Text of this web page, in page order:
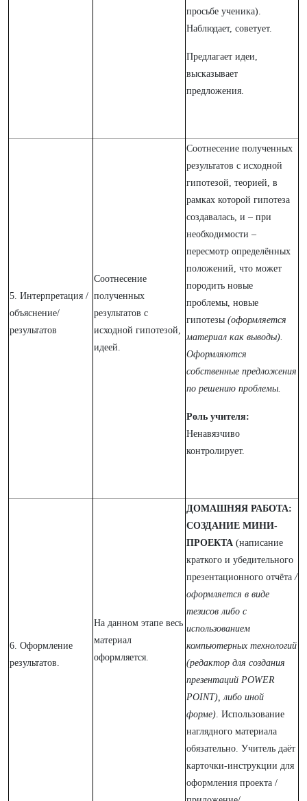
просьбе ученика).
Наблюдает, советует.
Предлагает идеи,
высказывает
предложения.
5. Интерпретация /
объяснение/
результатов
Соотнесение
полученных
результатов с
исходной гипотезой,
идеей.
Соотнесение полученных
результатов с исходной
гипотезой, теорией, в
рамках которой гипотеза
создавалась, и – при
необходимости –
пересмотр определённых
положений, что может
породить новые
проблемы, новые
гипотезы (оформляется
материал как выводы).
Оформляются
собственные предложения
по решению проблемы.
Роль учителя:
Ненавязчиво
контролирует.
6. Оформление
результатов.
На данном этапе весь
материал
оформляется.
ДОМАШНЯЯ РАБОТА:
СОЗДАНИЕ МИНИ-
ПРОЕКТА (написание
краткого и убедительного
презентационного отчёта /
оформляется в виде
тезисов либо с
использованием
компьютерных технологий
(редактор для создания
презентаций POWER
POINT), либо иной
форме). Использование
наглядного материала
обязательно. Учитель даёт
карточки-инструкции для
оформления проекта /